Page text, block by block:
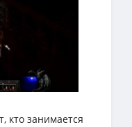
кто занимается